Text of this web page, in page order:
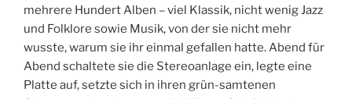
mehrere Hundert Alben – viel Klassik, nicht wenig Jazz
und Folklore sowie Musik, von der sie nicht mehr
wusste, warum sie ihr einmal gefallen hatte. Abend für
Abend schaltete sie die Stereoanlage ein, legte eine
Platte auf, setzte sich in ihren grün-samtenen